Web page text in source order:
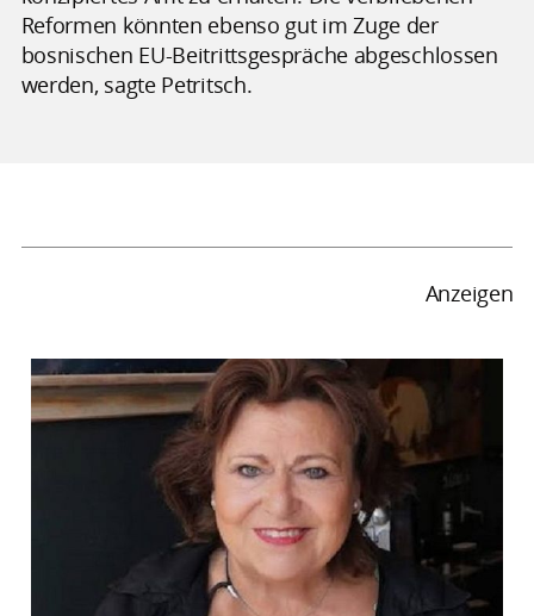
Reformen könnten ebenso gut im Zuge der
bosnischen EU-Beitrittsgespräche abgeschlossen
werden, sagte Petritsch.
Anzeigen